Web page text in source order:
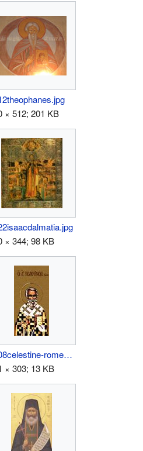
× 512; 201 KB
× 344; 98 KB
0408celestine-rome.jpg
× 303; 13 KB